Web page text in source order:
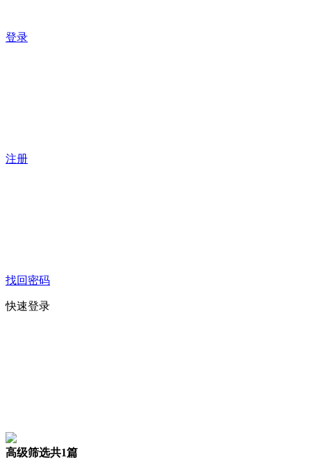
登录
注册
找回密码
快速登录
高级筛选共1篇